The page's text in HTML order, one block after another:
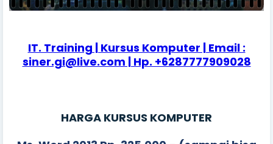
IT. Training | Kursus Komputer | Email :
siner.gi@live.com | Hp. +6287777909028
HARGA KURSUS KOMPUTER